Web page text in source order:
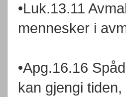
•Luk.13.11
mennesker i
•Apg.16.16
kan gjengi